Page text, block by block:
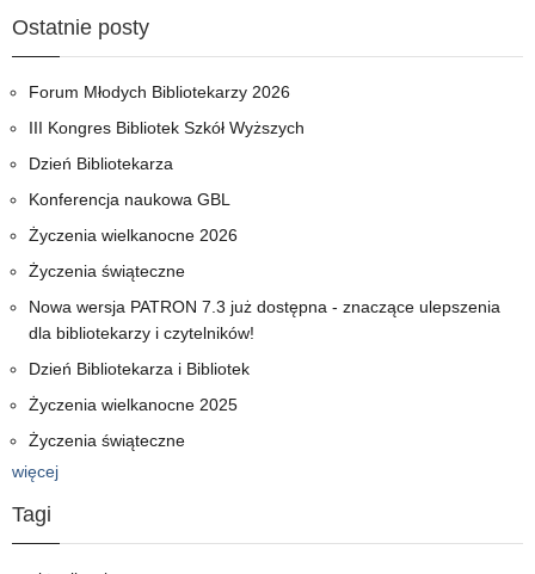
Ostatnie posty
Forum Młodych Bibliotekarzy 2026
III Kongres Bibliotek Szkół Wyższych
Dzień Bibliotekarza
Konferencja naukowa GBL
Życzenia wielkanocne 2026
Życzenia świąteczne
Nowa wersja PATRON 7.3 już dostępna - znaczące ulepszenia
dla bibliotekarzy i czytelników!
Dzień Bibliotekarza i Bibliotek
Życzenia wielkanocne 2025
Życzenia świąteczne
więcej
Tagi